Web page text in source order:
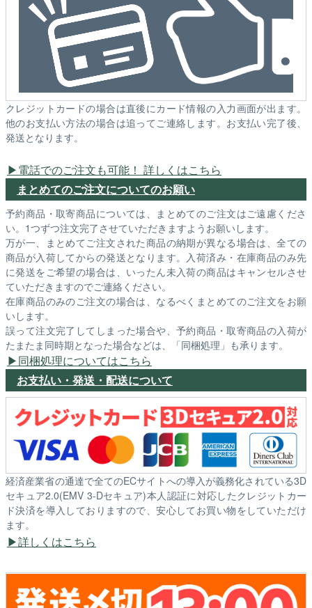
クレジットカードの場合は直後にカード情報の入力画面が出ます。
他のお支払い方法の場合は追ってご連絡します。お支払い完了後、
発送となります。
電話でのご注文も可能！ 詳しくはこちら
まとめてのご注文についてのお願い
予約商品・取寄商品については、まとめてのご注文はご遠慮くださ
い。1つずつ注文完了させていただきますようお願いします。
万が一、まとめてご注文された商品の納期が異なる場合は、全ての
商品が入荷してからの発送となります。入荷済み・在庫商品のみ先
に発送をご希望の場合は、いったん未入荷の商品はキャンセルさせ
ていただきますのでご連絡ください。
在庫商品のみのご注文の場合は、なるべくまとめてのご注文をお願
いします。
誤って注文完了してしまった場合や、予約商品・取寄商品の入荷が
たまたま同時期となった場合などは、「同梱処理」も承ります。
同梱処理についてはこちら
お支払い・発送・配送について
経済産業省の通達で全てのECサイトへの導入が義務化されている3D
セキュア2.0(EMV 3-Dセキュア)本人認証に対応したクレジットカー
ド決済を導入しておりますので、安心してお買い物をしていただけ
ます。
詳しくはこちら